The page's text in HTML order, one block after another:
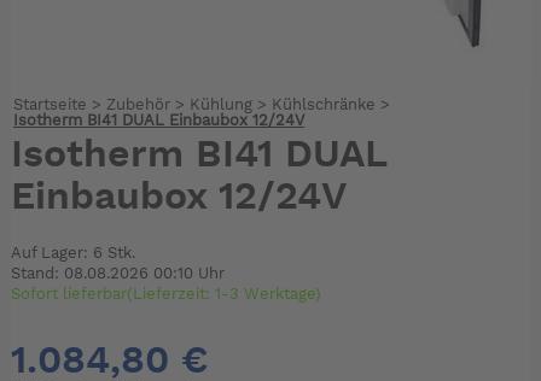
Startseite > Zubehör> Kühlung> Kühlschränke >
Isotherm BI41 DUAL Einbaubox 12/24V
Isotherm BI41 DUAL
Einbaubox 12/24V
Auf Lager: 6 Stk.
Stand: 08.08.2026 00:10 Uhr
Sofort lieferbar(Lieferzeit: 1-3 Werktage)
1.084,80 €